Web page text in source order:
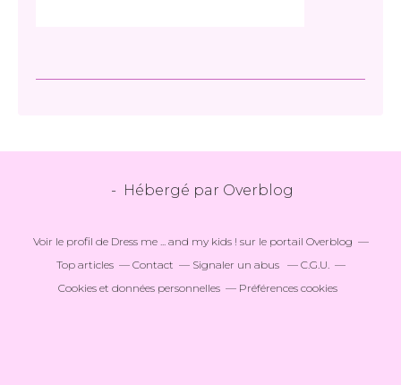
- Hébergé par Overblog
Voir le profil de Dress me ... and my kids ! sur le portail Overblog
Top articles
Contact Signaler un abus
C.G.U.
Cookies et données personnelles
Préférences cookies